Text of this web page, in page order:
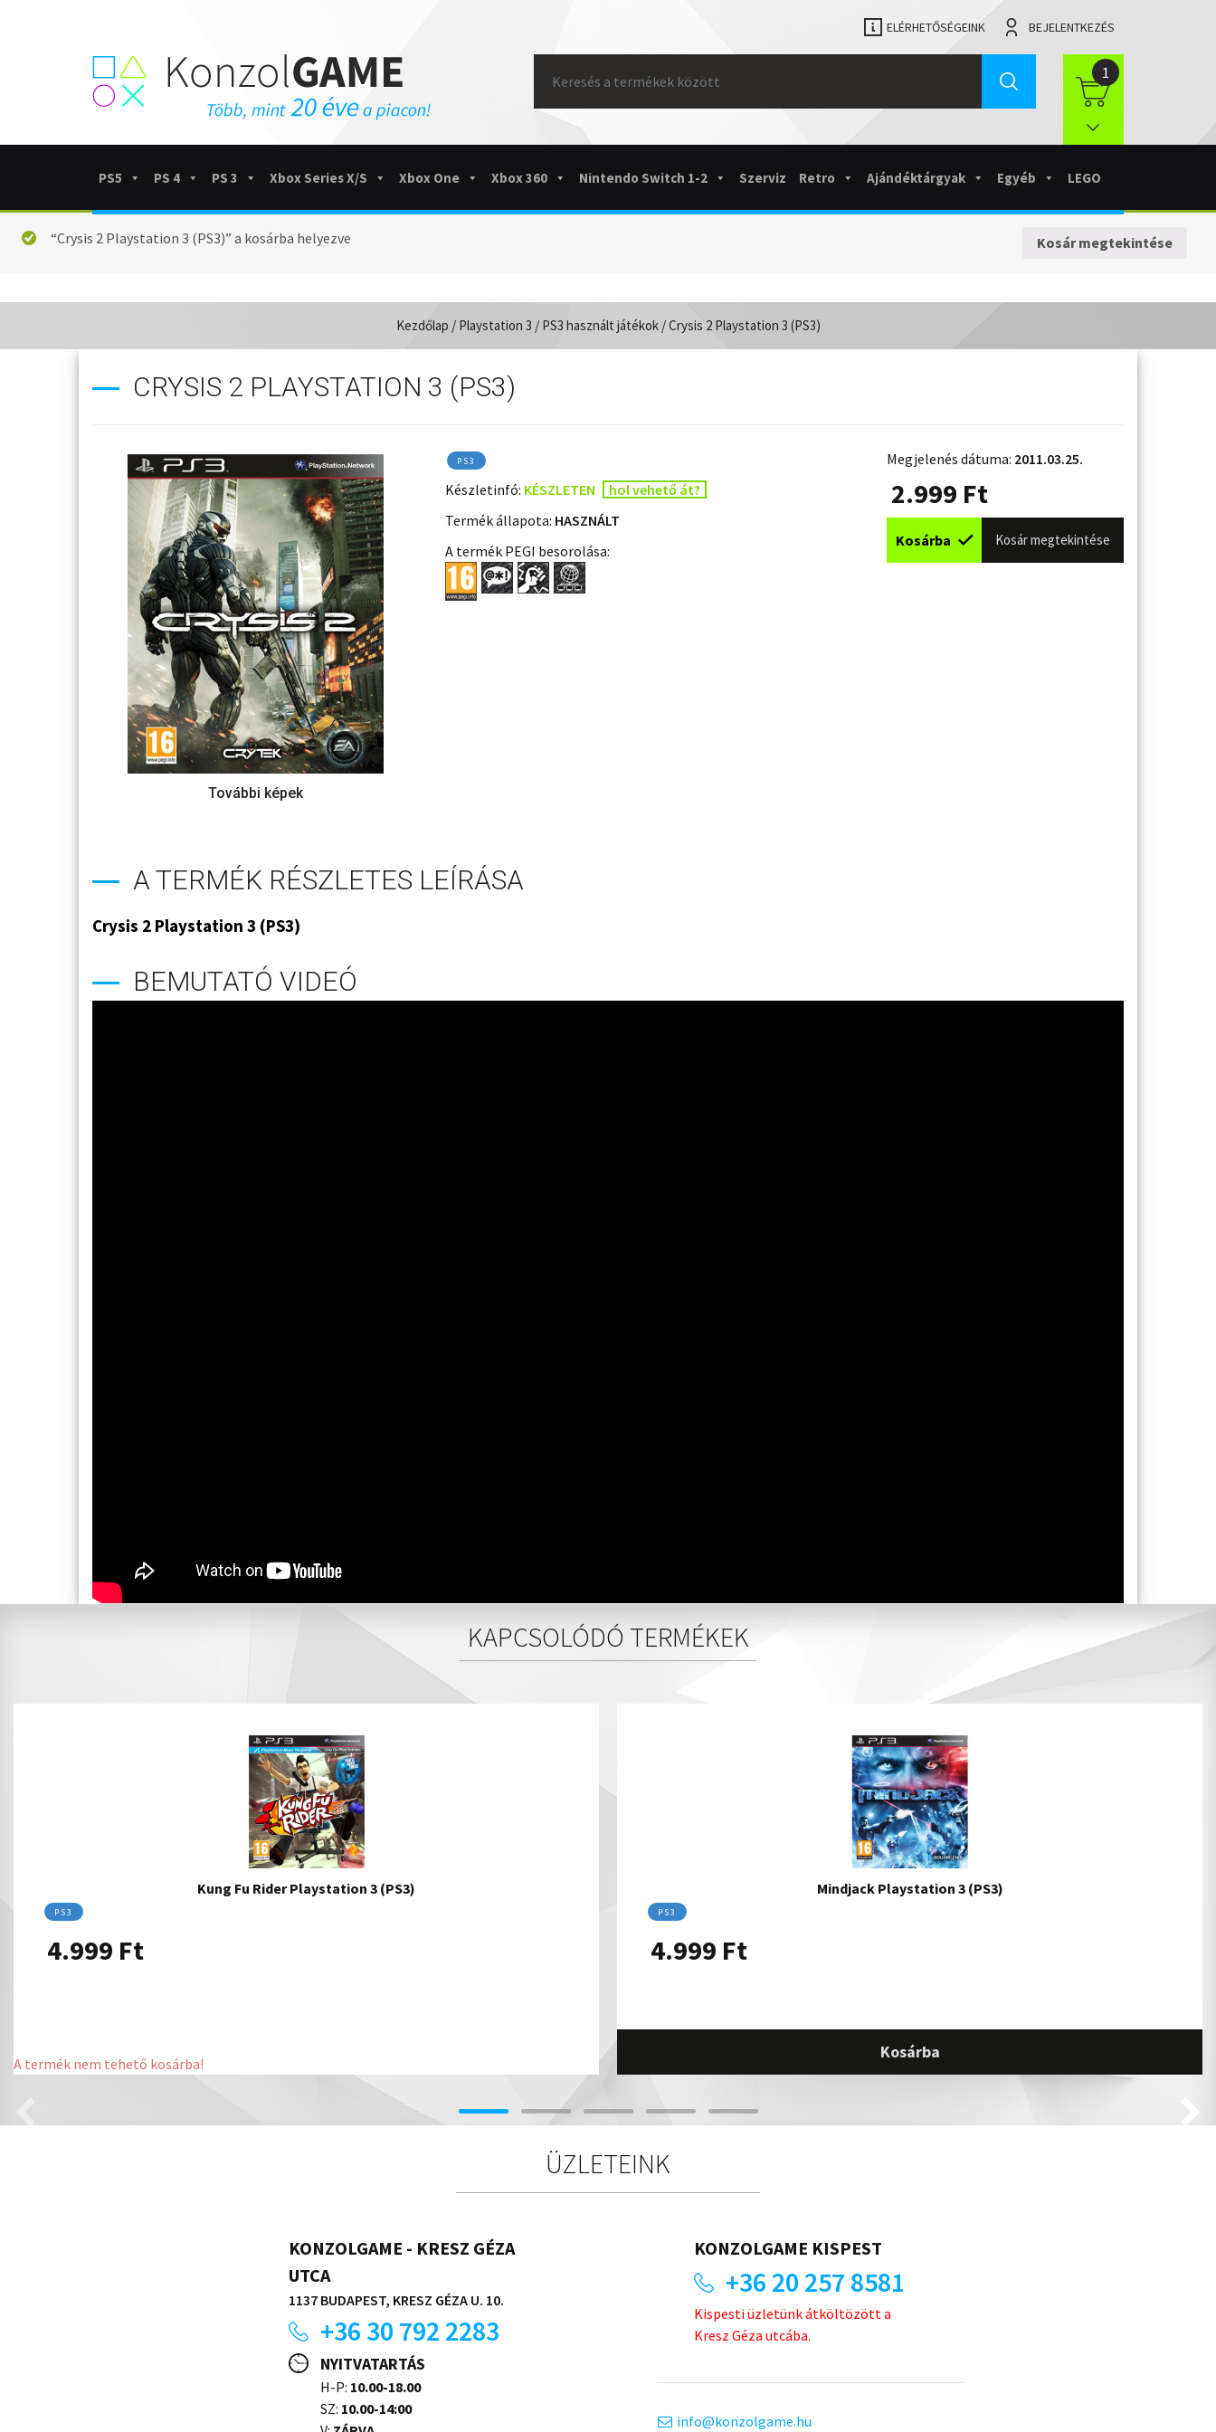
ELÉRHETŐSÉGEINK BEJELENTKEZÉS
for:
1
PS5 PS 4 PS 3 Xbox Series X/S Xbox One Xbox 360 Nintendo Switch 1-2 Szerviz Retro Ajándéktárgyak Egyéb LEGO
Kosár megtekintése
“Crysis 2 Playstation 3 (PS3)” a kosárba helyezve
Kezdőlap / Playstation 3 / PS3 használt játékok/ Crysis 2 Playstation 3 (PS3)
CRYSIS 2 PLAYSTATION 3 (PS3)
PS3
Készletinfó: KÉSZLETEN
hol vehető át?
Termék állapota: HASZNÁLT
A termék PEGI besorolása:
Megjelenés dátuma: 2011.03.25.
2.999 Ft
Kosárba Kosár megtekintése
A TERMÉK RÉSZLETES LEÍRÁSA
Crysis 2 Playstation 3 (PS3)
BEMUTATÓ VIDEÓ
KAPCSOLÓDÓ TERMÉKEK
Kung Fu Rider Playstation 3 (PS3)
PS3
4.999 Ft
A termék nem tehető kosárba!
Mindjack Playstation 3 (PS3)
PS3
4.999 Ft
Kosárba
ÜZLETEINK
KONZOLGAME - KRESZ GÉZA
UTCA
1137 BUDAPEST, KRESZ GÉZA U. 10.
+36 30 792 2283
NYITVATARTÁS
H-P: 10.00-18.00
SZ: 10.00-14:00
KONZOLGAME KISPEST
+36 20 257 8581
Kispesti üzletünk átköltözött a
Kresz Géza utcába.
info
konzolgame.hu